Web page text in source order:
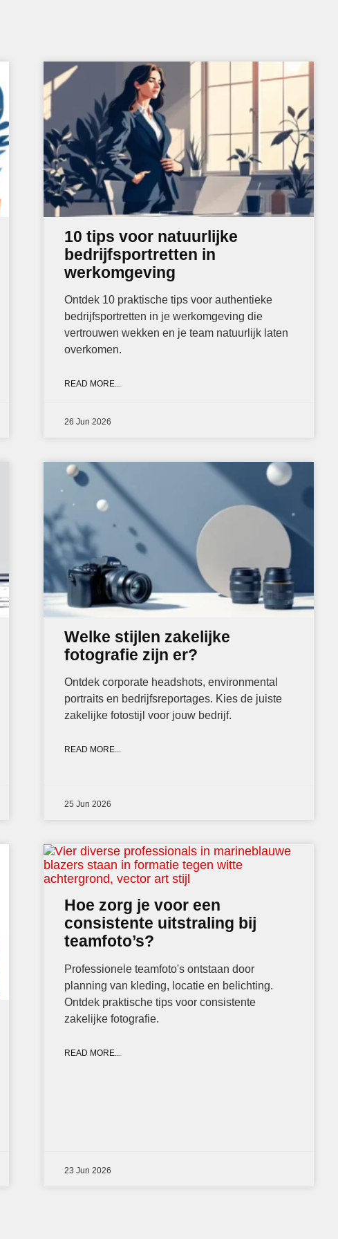
10 tips voor natuurlijke
bedrijfsportretten in
werkomgeving
Ontdek 10 praktische tips voor authentieke
bedrijfsportretten in je werkomgeving die
vertrouwen wekken en je team natuurlijk laten
overkomen.
READ MORE...
26 Jun 2026
Welke stijlen zakelijke
fotografie zijn er?
Ontdek corporate headshots, environmental
portraits en bedrijfsreportages. Kies de juiste
zakelijke fotostijl voor jouw bedrijf.
READ MORE...
25 Jun 2026
Hoe zorg je voor een
consistente uitstraling bij
teamfoto’s?
Professionele teamfoto's ontstaan door
planning van kleding, locatie en belichting.
Ontdek praktische tips voor consistente
zakelijke fotografie.
READ MORE...
23 Jun 2026